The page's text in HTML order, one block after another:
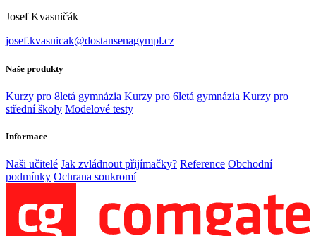
Josef Kvasničák
josef.kvasnicak@dostansenagympl.cz
Naše produkty
Kurzy pro 8letá gymnázia Kurzy pro 6letá gymnázia Kurzy pro
střední školy Modelové testy
Informace
Naši učitelé Jak zvládnout přijímačky? Reference Obchodní
podmínky Ochrana soukromí